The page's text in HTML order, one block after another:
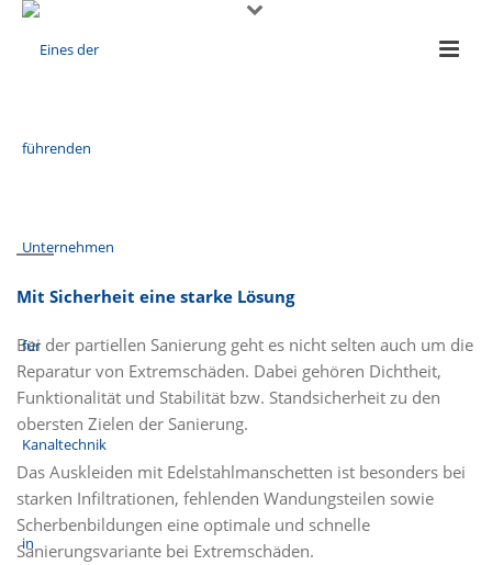
Mit Sicherheit eine starke Lösung
Bei der partiellen Sanierung geht es nicht selten auch um die
Reparatur von Extremschäden. Dabei gehören Dichtheit,
Funktionalität und Stabilität bzw. Standsicherheit zu den
obersten Zielen der Sanierung.
Das Auskleiden mit Edelstahlmanschetten ist besonders bei
starken Infiltrationen, fehlenden Wandungsteilen sowie
Scherbenbildungen eine optimale und schnelle
Sanierungsvariante bei Extremschäden.